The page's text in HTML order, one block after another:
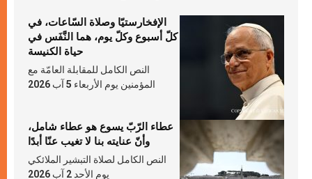
الإفخارستيّا وصلاة السّاعات، في
كلّ أسبوع وكلّ يوم، هما النَّفَس في
حياة الكنيسة
النص الكامل للمقابلة العامّة مع
المؤمنين يوم الأربعاء 5 آب 2026
عطاء الرّبّ يسوع هو عطاء شامل،
وأنّ عنايته بنا لا تغيب عنّا أبدًا
النص الكامل لصلاة التبشير الملائكي
يوم الأحد 2 آب 2026